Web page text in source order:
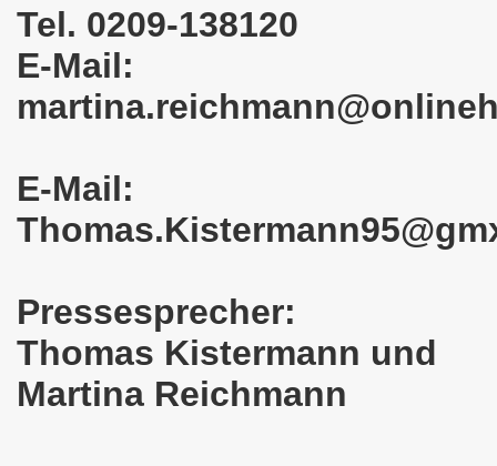
Tel. 0209-138120
E-Mail:
E-Mail:
Pressesprecher:
Thomas Kistermann und
Martina Reichmann
am 08.07.2024 Protest gegen Armut,
der Bundesweiten Montagsdemo-
Gelsenkirchener Montagsdemo-Bewegung am
Bewegung am 08.04.2024 auf dem Heinrich-König-
ruft auf am 11.03.2024 zum Jahrestag
Saale setzt am 27.01.2024 Verbot der MLPD-Fahne
zeigt am 05.02.2024 Flagge um 17.30 Uhr